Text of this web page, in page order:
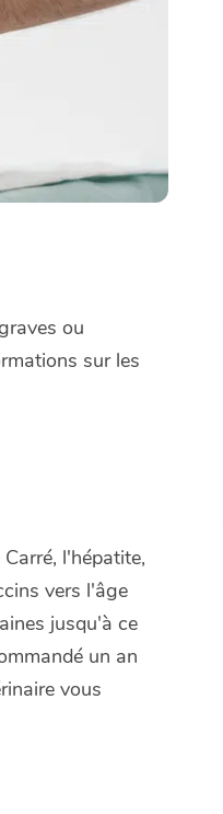
ou
sur les
l'hépatite,
vers l'âge
jusqu'à ce
un an
vous